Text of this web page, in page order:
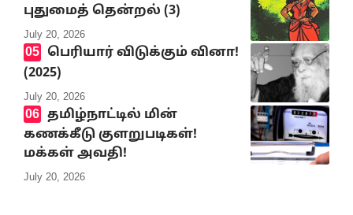
புதுமைத் தென்றல் (3)
July 20, 2026
பெரியார் விடுக்கும் வினா!
(2025)
July 20, 2026
தமிழ்நாட்டில் மின்
கணக்கீடு குளறுபடிகள்!
மக்கள் அவதி!
July 20, 2026